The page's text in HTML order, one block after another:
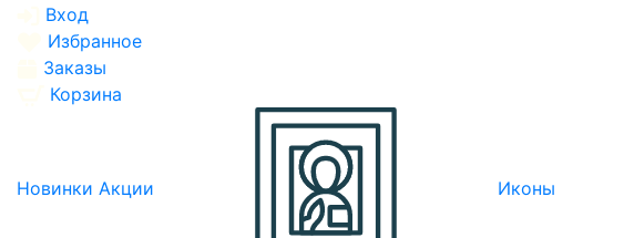
Вход
Избранное
Заказы
Корзина
Новинки Акции Иконы